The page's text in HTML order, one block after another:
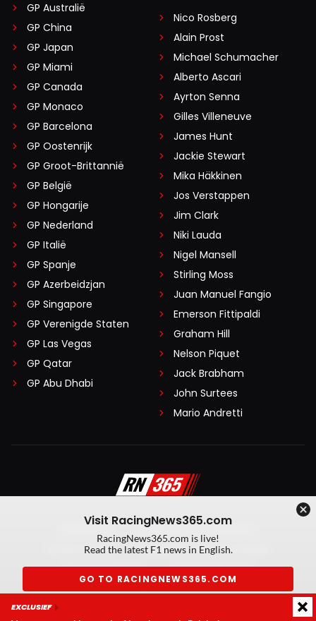
GP Australië
GP China
GP Japan
GP Miami
GP Canada
GP Monaco
GP Barcelona
GP Oostenrijk
GP Groot-Brittannië
GP België
GP Hongarije
GP Nederland
GP Italië
GP Spanje
GP Azerbeidzjan
GP Singapore
GP Verenigde Staten
GP Las Vegas
GP Qatar
GP Abu Dhabi
Nico Rosberg
Alain Prost
Michael Schumacher
Alberto Ascari
Ayrton Senna
Gilles Villeneuve
James Hunt
Jackie Stewart
Mika Häkkinen
Jos Verstappen
Jim Clark
Niki Lauda
Nigel Mansell
Stirling Moss
Juan Manuel Fangio
Emerson Fittipaldi
Graham Hill
Nelson Piquet
Jack Brabham
John Surtees
Mario Andretti
Algemene voorwaarden
Privacy Policy
Created by On Your Marks
Privacy manager
Kansspeluitingen
Visit RacingNews365.com
RacingNews365.com is live!
Read the latest F1 news in English.
GO TO RACINGNEWS365.COM
EXCLUSIEF